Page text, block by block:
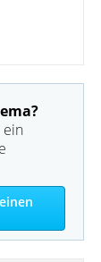
ein